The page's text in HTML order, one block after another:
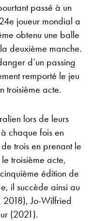
passé à un
joueur mondial a
obtenu une balle
deuxième manche.
d’un passing
remporté le jeu
troisième acte.
lors de leurs
chaque fois en
trois en prenant le
troisième acte,
édition de
il succède ainsi au
2018), Jo-Wilfried
(2021).